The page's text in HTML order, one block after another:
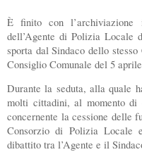
È finito con l’archiviazione
dell’Agente di Polizia Locale
sporta dal Sindaco dello
Consiglio Comunale del 5
Durante la seduta, alla quale
molti cittadini, al momento di
concernente la cessione delle
Consorzio di Polizia
dibattito tra l’Agente e il